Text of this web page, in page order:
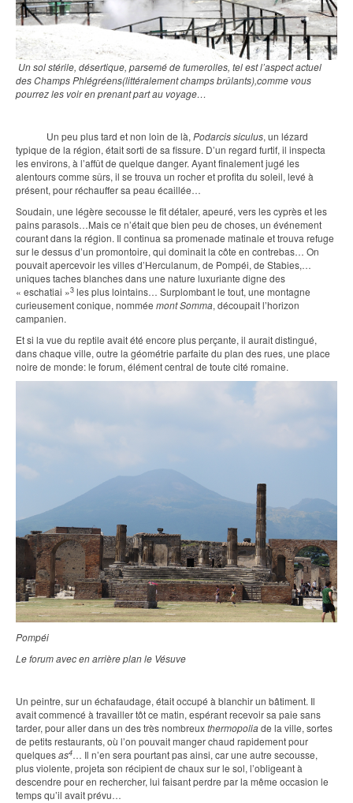
Un sol stérile, désertique, parsemé de fumerolles, tel est l’aspect actuel
des Champs Phlégréens(littéralement champs brûlants),comme vous
pourrez les voir en prenant part au voyage…
Un peu plus tard et non loin de là, Podarcis siculus, un lézard
typique de la région, était sorti de sa fissure. D’un regard furtif, il inspecta
les environs, à l’affût de quelque danger. Ayant finalement jugé les
alentours comme sûrs, il se trouva un rocher et profita du soleil, levé à
présent, pour réchauffer sa peau écaillée…
Soudain, une légère secousse le fit détaler, apeuré, vers les cyprès et les
pains parasols…Mais ce n’était que bien peu de choses, un événement
courant dans la région. Il continua sa promenade matinale et trouva refuge
sur le dessus d’un promontoire, qui dominait la côte en contrebas… On
pouvait apercevoir les villes d’Herculanum, de Pompéi, de Stabies,…
uniques taches blanches dans une nature luxuriante digne des
« eschatiai »3 les plus lointains… Surplombant le tout, une montagne
curieusement conique, nommée mont Somma, découpait l’horizon
campanien.
Et si la vue du reptile avait été encore plus perçante, il aurait distingué,
dans chaque ville, outre la géométrie parfaite du plan des rues, une place
noire de monde: le forum, élément central de toute cité romaine.
Pompéi
Le forum avec en arrière plan le Vésuve
Un peintre, sur un échafaudage, était occupé à blanchir un bâtiment. Il
avait commencé à travailler tôt ce matin, espérant recevoir sa paie sans
tarder, pour aller dans un des très nombreuxthermopoliade la ville, sortes
de petits restaurants, où l’on pouvait manger chaud rapidement pour
quelquesas4… Il n’en sera pourtant pas ainsi, car une autre secousse,
plus violente, projeta son récipient de chaux sur le sol, l’obligeant à
descendre pour en rechercher, lui faisant perdre par la même occasion le
temps qu’il avait prévu…